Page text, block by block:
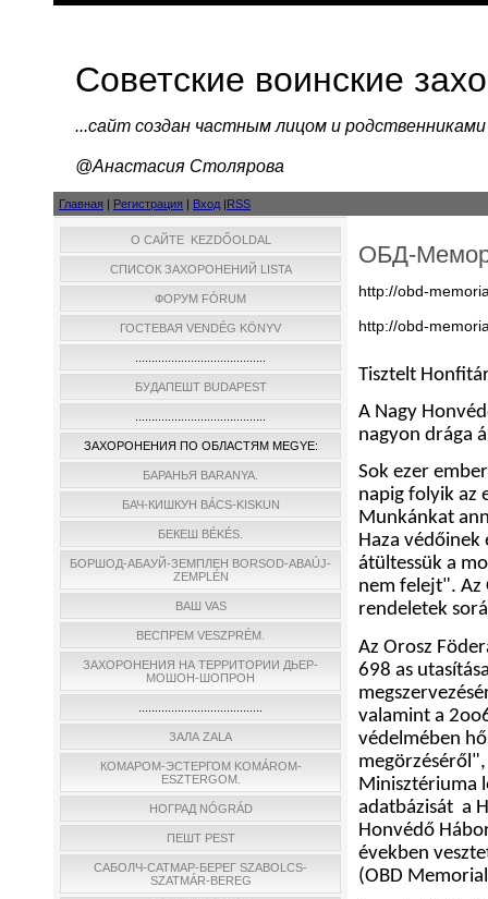
Советские воинские
...cайт создан частным лицом и
@Анастасия Столярова
Главная | Регистрация | Вход |RSS
О САЙТЕ KEZDŐOLDAL
СПИСОК ЗАХОРОНЕНИЙ LISTA
ФОРУМ FÓRUM
ГОСТЕВАЯ VENDÉG KÖNYV
БУДАПЕШТ BUDAPEST
ЗАХОРОНЕНИЯ ПО ОБЛАСТЯМ MEGYE:
БАРАНЬЯ BARANYA.
БАЧ-КИШКУН BÁCS-KISKUN
БЕКЕШ BÉKÉS.
БОРШОД-АБАУЙ-ЗЕМПЛЕН BORSOD-ABAÚJ-
ZEMPLÉN
ВАШ VAS
ВЕСПРЕМ VESZPRÉM.
ЗАХОРОНЕНИЯ НА ТЕРРИТОРИИ ДЬЕР-
МОШОН-ШОПРОН
ЗАЛА ZALA
КОМАРОМ-ЭСТЕРГОМ KOMÁROM-
ESZTERGOM.
НОГРАД NÓGRÁD
ПЕШТ PEST
САБОЛЧ-САТМАР-БЕРЕГ SZABOLCS-
SZATMÁR-BEREG
ОБД-
http://obd-
http://obd-
Tisztelt
A Nagy
nagyon drága
Sok ezer
napig folyik az
Munkánkat
Haza védőinek
átültessük a
nem felejt". Az
rendeletek
Az Orosz
698 as
valamint a
védelmében
Minisztériuma
adatbázisát a
Honvédő
években
(OBD